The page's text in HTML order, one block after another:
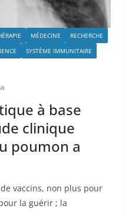
MÉDECINE
RECHERCHE
SYSTÈME IMMUNITAIRE
à base
clinique
poumon a
vaccins, non plus pour
la guérir ; la